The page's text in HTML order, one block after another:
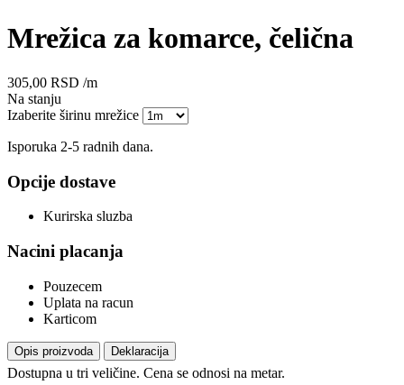
Mrežica za komarce, čelična
305,00 RSD /m
Na stanju
Izaberite širinu mrežice
Isporuka 2-5 radnih dana.
Opcije dostave
Kurirska sluzba
Nacini placanja
Pouzecem
Uplata na racun
Karticom
Opis proizvoda Deklaracija
Dostupna u tri veličine. Cena se odnosi na metar.